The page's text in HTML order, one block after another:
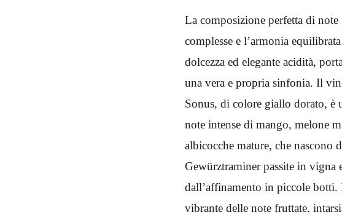
La composizione perfetta di note
complesse e l’armonia
dolcezza ed elegante acidità,
una vera e propria sinfonia. Il
Sonus, di colore giallo dorato, è
note intense di mango, melone
albicocche mature, che nascono
Gewürztraminer passite in vigna
dall’affinamento in piccole botti.
vibrante delle note fruttate,